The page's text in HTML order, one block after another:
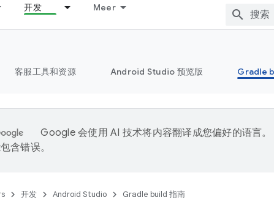
开发 Meer
客服工具和资源 Android Studio 预览版 Gradle
Google 会使用 AI 技术将内容翻译成您偏好的语言。
含错误。
开发 Android Studio Gradle build 指南